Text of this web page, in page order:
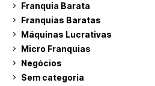
Franquia Barata
Franquias Baratas
Máquinas Lucrativas
Micro Franquias
Negócios
Sem categoria